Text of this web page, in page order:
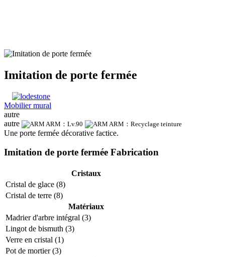
Imitation de porte fermée
Mobilier mural
autre
autre
ARM：Lv.90 ARM：Recyclage teinture
Une porte fermée décorative factice.
Imitation de porte fermée Fabrication
Cristaux
Cristal de glace (8)
Cristal de terre (8)
Matériaux
Madrier d'arbre intégral (3)
Lingot de bismuth (3)
Verre en cristal (1)
Pot de mortier (3)